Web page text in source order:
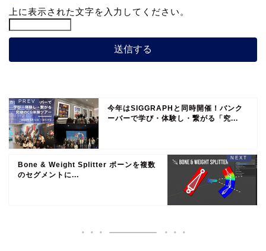
上に表示された文字を入力してください。
今年はSIGGRAPHと同時開催！バンク
ーバーで学び・体験し・繋がる「究...
Bone & Weight Splitter ボーンを複数
のセグメントに...